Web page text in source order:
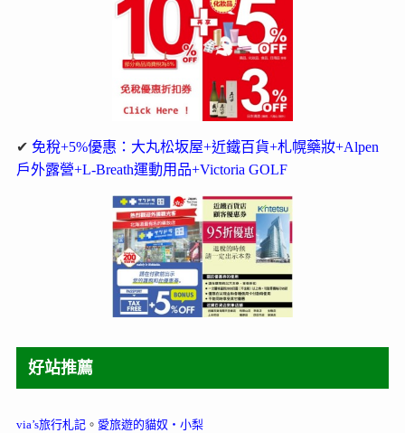
✔ 免稅+5%優惠：大丸松坂屋+近鐵百貨+札幌藥妝+Alpen
戶外露營+L-Breath運動用品+Victoria GOLF
好站推薦
via’s旅行札記。 愛旅遊的貓奴‧小梨